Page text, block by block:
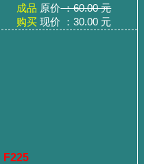
成品 原价：60.00 元
购买 现价 ：30.00 元
F225